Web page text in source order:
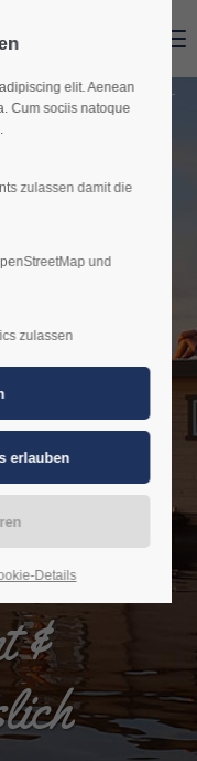
leider nicht.
leider nicht.
leider nicht.
leider nicht.
auf
mit
Dein
&
elit. Aenean
Cum sociis natoque
zulassen damit die
und
zulassen
Details